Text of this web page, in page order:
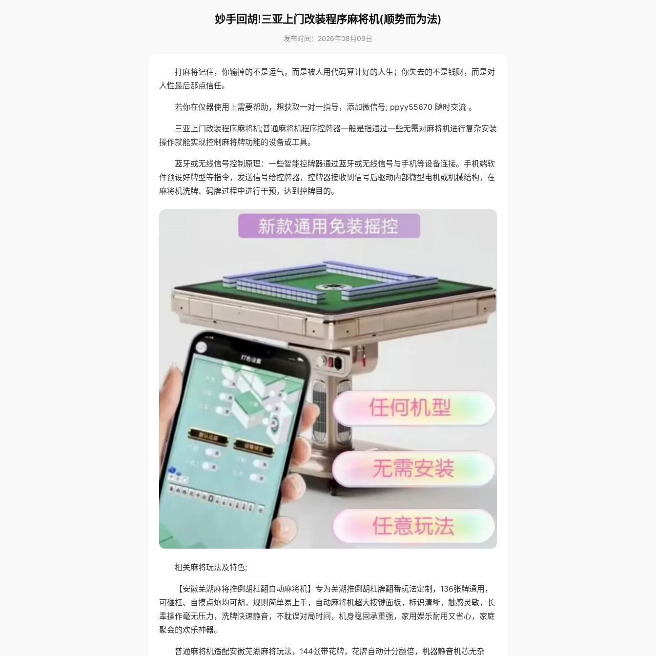
妙手回胡!三亚上门改装程序麻将机(顺势而为法)
发布时间：2026年08月09日
打麻将记住，你输掉的不是运气，而是被人用代码算计好的人生；你失去的不是钱财，而是对
人性最后那点信任。
若你在仪器使用上需要帮助，想获取一对一指导，添加微信号; ppyy55670 随时交流 。
三亚上门改装程序麻将机;普通麻将机程序控牌器一般是指通过一些无需对麻将机进行复杂安装
操作就能实现控制麻将牌功能的设备或工具。
蓝牙或无线信号控制原理：一些智能控牌器通过蓝牙或无线信号与手机等设备连接。手机端软
件预设好牌型等指令，发送信号给控牌器，控牌器接收到信号后驱动内部微型电机或机械结构，在
麻将机洗牌、码牌过程中进行干预，达到控牌目的。
相关麻将玩法及特色;
【安徽芜湖麻将推倒胡杠翻自动麻将机】专为芜湖推倒胡杠牌翻番玩法定制，136张牌通用，
可碰杠、自摸点炮均可胡，规则简单易上手，自动麻将机超大按键面板，标识清晰，触感灵敏，长
辈操作毫无压力，洗牌快速静音，不耽误对局时间，机身稳固承重强，家用娱乐耐用又省心，家庭
聚会的欢乐神器。
普通麻将机适配安徽芜湖麻将玩法，144张带花牌，花牌自动计分翻倍，机器静音机芯无杂